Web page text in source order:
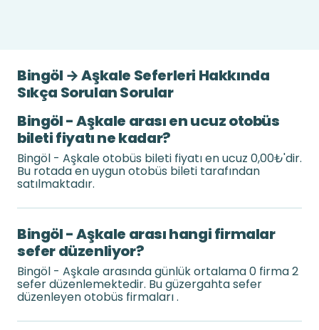
Bingöl → Aşkale Seferleri Hakkında
Sıkça Sorulan Sorular
Bingöl - Aşkale arası en ucuz otobüs
bileti fiyatı ne kadar?
Bingöl - Aşkale otobüs bileti fiyatı en ucuz 0,00₺'dir.
Bu rotada en uygun otobüs bileti tarafından
satılmaktadır.
Bingöl - Aşkale arası hangi firmalar
sefer düzenliyor?
Bingöl - Aşkale arasında günlük ortalama 0 firma 2
sefer düzenlemektedir. Bu güzergahta sefer
düzenleyen otobüs firmaları .